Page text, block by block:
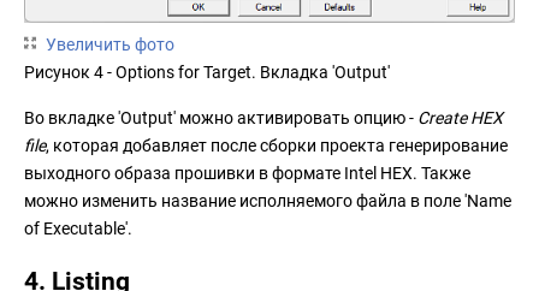
Увеличить фото
Рисунок 4 - Options for Target. Вкладка 'Output'
Во вкладке 'Output' можно активировать опцию - Create HEX
file, которая добавляет после сборки проекта генерирование
выходного образа прошивки в формате Intel HEX. Также
можно изменить название исполняемого файла в поле 'Name
of Executable'.
4. Listing